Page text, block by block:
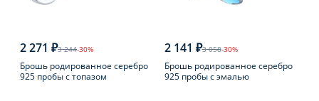
2 271 ₽3 244-30%
Брошь родированное серебро
925 пробы с топазом
2 141 ₽3 058-30%
Брошь родированное серебро
925 пробы с эмалью